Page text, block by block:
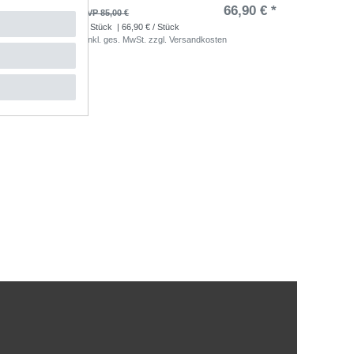
€ * UVP 85,00 € 66,90 € *
Stück
| 66,90 € / Stück
inkl. ges. MwSt. zzgl.Versandkosten